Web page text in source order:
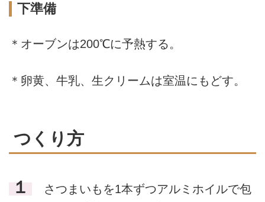
下準備
＊オーブンは200℃に予熱する。
＊卵黄、牛乳、生クリームは室温にもどす。
つくり方
１
さつまいもを1本ずつアルミホイルで包